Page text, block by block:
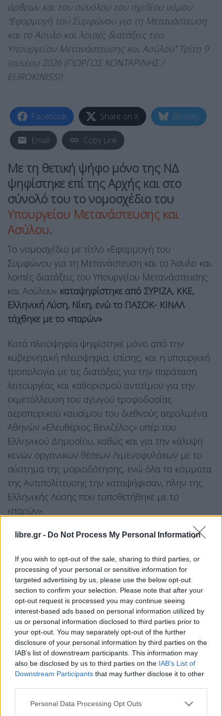
libre.gr - Do Not Process My Personal Information
If you wish to opt-out of the sale, sharing to third parties, or
processing of your personal or sensitive information for
targeted advertising by us, please use the below opt-out
section to confirm your selection. Please note that after your
opt-out request is processed you may continue seeing
interest-based ads based on personal information utilized by
us or personal information disclosed to third parties prior to
your opt-out. You may separately opt-out of the further
disclosure of your personal information by third parties on the
IAB’s list of downstream participants. This information may
also be disclosed by us to third parties on the IAB’s List of
Downstream Participants that may further disclose it to other
Personal Data Processing Opt Outs
άρθρων και του συνόλου του σχεδίου νόμου
“Εφαρμογή του Συμφώνου για τη Μετανάστευση
και το Άσυλο και λοιπές διατάξεις του
Υπουργείου Μετανάστευσης και Ασύλου” Τρίτη 9
Ιουνίου 2026 (ΓΙΩΡΓΟΣ ΚΟΝΤΑΡΙΝΗΣ /
EUROKINISSI)
Facebook Share on X Bluesky
Email Copy Link
Με τη θετική ψήφο μόνο της ΝΔ
ψηφίστηκε επί της Αρχής και στο
σύνολό του το νομοσχέδιο του
Υπουργείου Μετανάστευσης και
Ασύλου.
Το νομοσχέδιο με τίτλο «Εφαρμογή του
Συμφώνου για τη Μετανάστευση και το Άσυλο και
λοιπές διατάξεις του Υπουργείου Μετανάστευσης
και Ασύλου» καταψηφίστηκε από ΣΥΡΙΖΑ, ΚΚΕ,
Ελληνική Λύση, Νίκη, ενώ το ΠΑΣΟΚ- ΚΙΝΑΛ
τάχθηκε με το «παρών».
Κατά πλειοψηφία ψηφίστηκε μόνο από την
κυβερνητική πλειοψηφία, επίσης, και η υπουργική
τροπολογία με τις διατάξεις για την παράταση
λειτουργίας και καθορισμού αντιτίμου για την
εκμετάλλευση του αγωγού τροφοδοσίας
αεροπορικού καυσίμου του διεθνούς αερολιμένα
Αθηνών «Ελευθέριος Βενιζέλος» υπέρ του
Ελληνικού Δημοσίου, καθώς και για την κάλυψη
κενών οργανικών θέσεων Λιμενοφυλάκων με το
σύστημα της μοριοδότησης, ενώ όλα τα κόμματα
της Αντιπολίτευσης την καταψήφισαν, πλην της
Ελληνικής Λύσης που τοποθετήθηκε με το
«παρών».
Η ψηφοφορία, επειδή διεξήχθη μέσω
των κομμάτων, η Πλεύση Ελευθερίας, εάν και
δήλωσε πως καταψηφίζει το νομοσχέδιο δεν
κατέθεσε το σχετικό ψηφοδέλτιο με την λήξη της
συνεδρίασης κάτι που αναμένεται να κάνει τις
επόμενες ώρες.